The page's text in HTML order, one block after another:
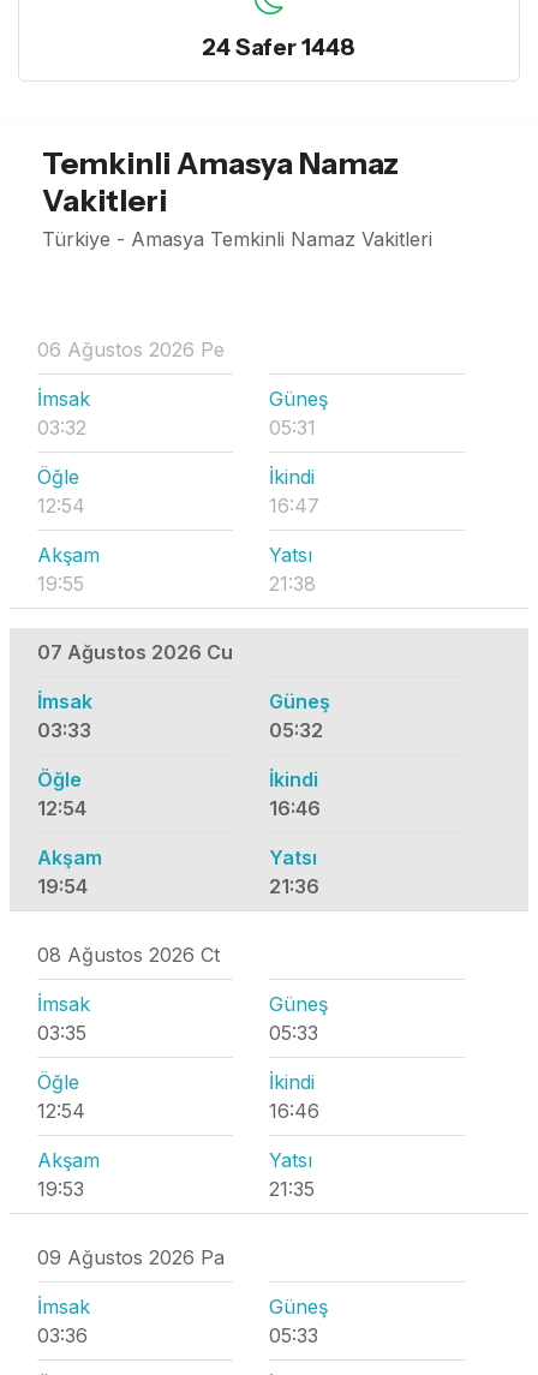
24 Safer 1448
Temkinli Amasya Namaz
Vakitleri
Türkiye - Amasya Temkinli Namaz Vakitleri
06 Ağustos 2026 Pe
İmsak
03:32
Güneş
05:31
Öğle
12:54
İkindi
16:47
Akşam
19:55
Yatsı
21:38
07 Ağustos 2026 Cu
İmsak
03:33
Güneş
05:32
Öğle
12:54
İkindi
16:46
Akşam
19:54
Yatsı
21:36
08 Ağustos 2026 Ct
İmsak
03:35
Güneş
05:33
Öğle
12:54
İkindi
16:46
Akşam
19:53
Yatsı
21:35
09 Ağustos 2026 Pa
İmsak
03:36
Güneş
05:33